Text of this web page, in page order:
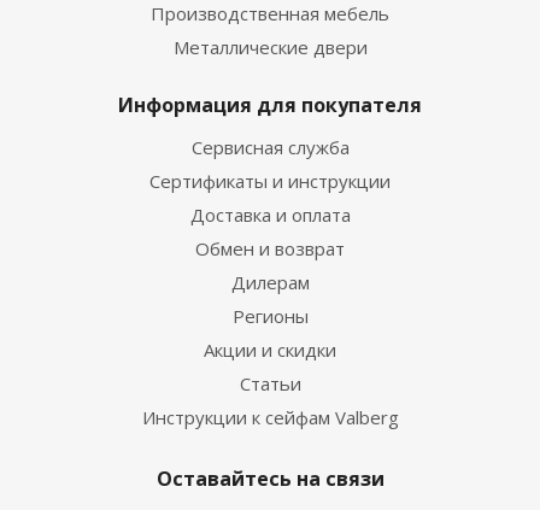
Производственная мебель
Металлические двери
Информация для покупателя
Сервисная служба
Сертификаты и инструкции
Доставка и оплата
Обмен и возврат
Дилерам
Регионы
Акции и скидки
Статьи
Инструкции к сейфам Valberg
Оставайтесь на связи